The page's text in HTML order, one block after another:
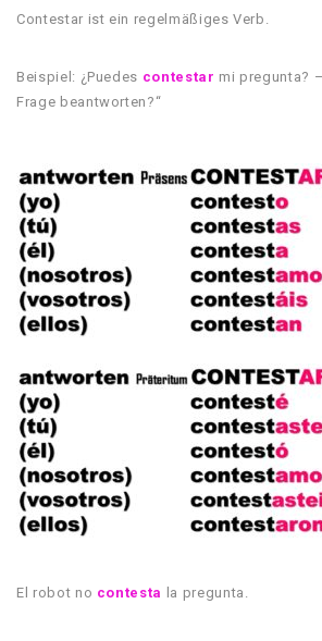
Contestar ist ein regelmäßiges Verb.
Beispiel: ¿Puedes contestar mi pregunta?
Frage beantworten?“
El robot no contesta la pregunta.